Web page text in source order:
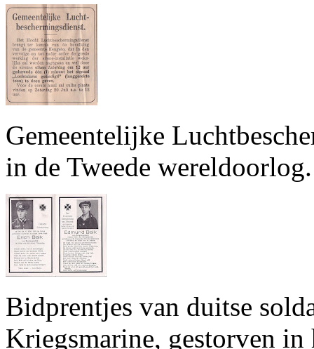
Gemeentelijke
in de Tweede
Bidprentjes van duitse
Kriegsmarine, gestorven